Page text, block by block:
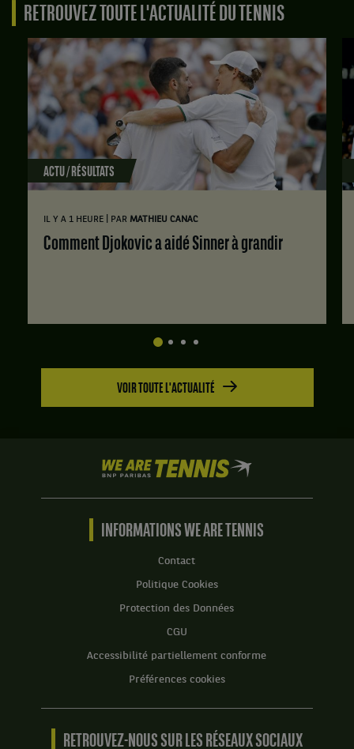
RETROUVEZ TOUTE L'ACTUALITÉ DU TENNIS
ACTU / RÉSULTATS
IL Y A 1 HEURE PAR MATHIEU CANAC
Comment Djokovic a aidé Sinner à grandir
VOIR TOUTE L'ACTUALITÉ
We
are
Tennis
BNP
Accueil
INFORMATIONS WE ARE TENNIS
Contact
Politique Cookies
Protection des Données
CGU
Accessibilité partiellement conforme
Préférences cookies
RETROUVEZ-NOUS SUR LES RÉSEAUX SOCIAUX